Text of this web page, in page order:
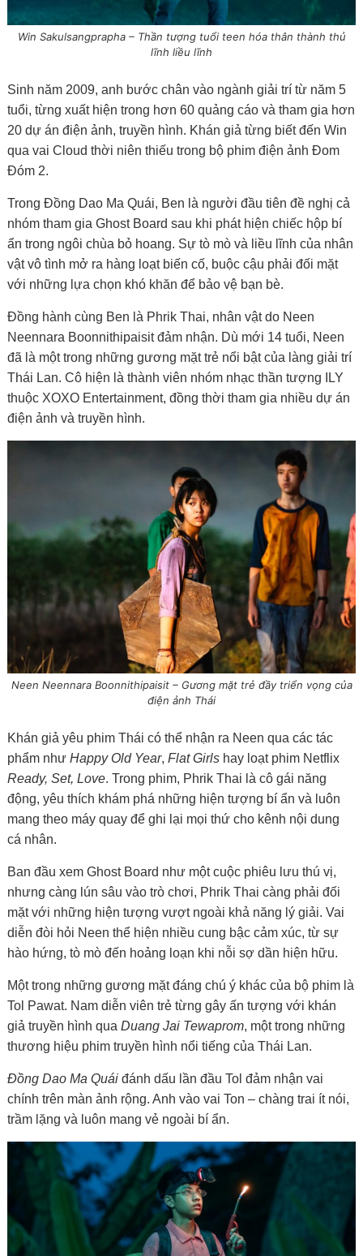
Win Sakulsangprapha – Thần tượng tuổi teen hóa thân thành thủ
lĩnh liều lĩnh
Sinh năm 2009, anh bước chân vào ngành giải trí từ năm 5
tuổi, từng xuất hiện trong hơn 60 quảng cáo và tham gia hơn
20 dự án điện ảnh, truyền hình. Khán giả từng biết đến Win
qua vai Cloud thời niên thiếu trong bộ phim điện ảnh Đom
Đóm 2.
Trong Đồng Dao Ma Quái, Ben là người đầu tiên đề nghị cả
nhóm tham gia Ghost Board sau khi phát hiện chiếc hộp bí
ẩn trong ngôi chùa bỏ hoang. Sự tò mò và liều lĩnh của nhân
vật vô tình mở ra hàng loạt biến cố, buộc cậu phải đối mặt
với những lựa chọn khó khăn để bảo vệ bạn bè.
Đồng hành cùng Ben là Phrik Thai, nhân vật do Neen
Neennara Boonnithipaisit đảm nhận. Dù mới 14 tuổi, Neen
đã là một trong những gương mặt trẻ nổi bật của làng giải trí
Thái Lan. Cô hiện là thành viên nhóm nhạc thần tượng ILY
thuộc XOXO Entertainment, đồng thời tham gia nhiều dự án
điện ảnh và truyền hình.
Neen Neennara Boonnithipaisit – Gương mặt trẻ đầy triển vọng của
điện ảnh Thái
Khán giả yêu phim Thái có thể nhận ra Neen qua các tác
phẩm như Happy Old Year, Flat Girlshay loạt phim Netflix
Ready, Set, Love. Trong phim, Phrik Thai là cô gái năng
động, yêu thích khám phá những hiện tượng bí ẩn và luôn
mang theo máy quay để ghi lại mọi thứ cho kênh nội dung
cá nhân.
Ban đầu xem Ghost Board như một cuộc phiêu lưu thú vị,
nhưng càng lún sâu vào trò chơi, Phrik Thai càng phải đối
mặt với những hiện tượng vượt ngoài khả năng lý giải. Vai
diễn đòi hỏi Neen thể hiện nhiều cung bậc cảm xúc, từ sự
hào hứng, tò mò đến hoảng loạn khi nỗi sợ dần hiện hữu.
Một trong những gương mặt đáng chú ý khác của bộ phim là
Tol Pawat. Nam diễn viên trẻ từng gây ấn tượng với khán
giả truyền hình qua Duang Jai Tewaprom, một trong những
thương hiệu phim truyền hình nổi tiếng của Thái Lan.
Đồng Dao Ma Quáiđánh dấu lần đầu Tol đảm nhận vai
chính trên màn ảnh rộng. Anh vào vai Ton – chàng trai ít nói,
trầm lặng và luôn mang vẻ ngoài bí ẩn.